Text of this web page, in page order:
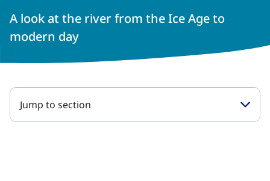
A look at the river from the Ice Age to
modern day​​​​‌ ‍ ​‍​‍‌‍ ‌ ​‍‌‍‍‌‌‍‌ ‌‍‍‌‌‍ ‍​‍​‍​ ‍‍​‍​‍‌ ​ ‌‍​‌‌‍ ‍‌‍‍‌‌ ‌​‌ ‍‌​‍ ‍‌‍‍‌‌‍ ​‍​‍​‍ ​​‍​‍‌‍‍​‌ ​‍‌‍‌‌‌‍‌‍​‍​‍​ ‍‍​‍​‍‌‍‍​‌ ‌​‌ ‌​‌ ​​‌ ​ ​ ‍‍​‍ ​‍ ‌‍​ ‌‍ ‌‌ ​ ​‍ ‍‌‍ ‌‌‍​‌‌‍‍‌‌‍ ‍​‍ ‍​ ​‍​ ​​​ ​‍​ ‌​‌ ​‍‌‍‌‌‌‍‌​‌‍‌‌‌ ​ ‌‍‍‌‌‍‌ ‌‍ ‍​‍ ‍‌ ​‍‌‍‍‌‌ ‌‍‌‍‌‌‌ ​‍‌‍‍ ‌‍‌‌‌‍‌‌‌ ​​‌‍‌‌‌ ​‍​‍ ‍‌‍ ‌ ​‍‌‍‌ ​‍ ‌‍‍‌‌‍ ‍‌ ‌​‌‍‌‌‌‍ ‍‌ ‌​​‍ ‌‍‌‌‌‍‌​‌‍‍‌‌ ‌​​‍ ‌‍ ‌‌‍ ‌‍‌​‌‍‌‌​ ‌‌ ​​‌ ​‍‌‍‌‌‌ ​ ‌‍‌‌‌‍ ‍‌ ‌​‌‍​‌‌ ‌​‌‍‍‌‌‍ ‌‍ ‍​ ‍ ‌‍‍‌‌‍‌​​ ‌‌‍‍​‌‍‍‌‌ ​ ‌ ‌​‌‍ ‌ ​‍‌ ‍‌‌​ ‌‍‌‍‌‌‌​‌‍‍​‌‍‌‌‌​‍​‌ ‌‌‌‍‌​‌ ​ ‌‍ ‌‍ ‍‌‌​‍‌‍‍‌‌ ‌‍‌‍‌‌‌ ​‍​ ‍ ‌ ‌​‌ ‍‌‌ ​​‌‍‌‌​ ‌‌‍‍​‌ ‌‌‌‍‌​‌ ​ ‌‍ ‌‍ ‍‌‌ ‌ ​​‌‍​‌‌‍‌ ‌‍‌‌​ ‍ ‌ ​​‌‍​‌‌ ‌​‌‍‍​​ ‌‌‍‍​‌‍‌‌‌ ​‍‌‍ ​‍ ‍‌‍‌​‌‍‌‌‌ ​ ‌‍​ ‌ ​‍‌‍‍‌‌ ​​‌ ‌​‌‍‍‌‌‍ ‌‍ ‍​ ‌‍​‍‌‍​‌‌ ​ ‌‍‌‌‌‌‌‌‌ ​‍‌‍ ​​ ‌‌‍‍​‌ ‌​‌ ‌​‌ ​​‌ ​ ​‍‌‌​ ​ ‌​​‌​‍‌‌​ ​‍‌​‌‍​‍‌‌​ ​‍‌​‌‍‌‍​ ‌‍ ‌‌ ​ ​‍ ‍‌‍ ‌‌‍​‌‌‍‍‌‌‍ ‍​‍ ‍​ ​‍​ ​​​ ​‍​ ‌​‌ ​‍‌‍‌‌‌‍‌​‌‍‌‌‌ ​ ‌‍‍‌‌‍‌ ‌‍ ‍​‍ ‍‌ ​‍‌‍‍‌‌ ‌‍‌‍‌‌‌ ​‍‌‍‍ ‌‍‌‌‌‍‌‌‌ ​​‌‍‌‌‌ ​‍​‍ ‍‌‍ ‌ ​‍‌‍‌ ​‍‌‍‌‍‍‌‌‍‌​​ ‌‌‍‍​‌‍‍‌‌ ​ ‌ ‌​‌‍ ‌ ​‍‌ ‍‌‌​ ‌‍‌‍‌‌‌​‌‍‍​‌‍‌‌‌​‍​‌ ‌‌‌‍‌​‌ ​ ‌‍ ‌‍ ‍‌‌​‍‌‍‍‌‌ ‌‍‌‍‌‌‌ ​‍​‍‌‍‌ ‌​‌ ‍‌‌ ​​‌‍‌‌​ ‌‌‍‍​‌ ‌‌‌‍‌​‌ ​ ‌‍ ‌‍ ‍‌‌ ‌ ​​‌‍​‌‌‍‌ ‌‍‌‌​‍‌‍‌ ​​‌‍​‌‌ ‌​‌‍‍​​ ‌‌‍‍​‌‍‌‌‌ ​‍‌‍ ​‍ ‍‌‍‌​‌‍‌‌‌ ​ ‌‍​ ‌ ​‍‌‍‍‌‌ ​​‌ ‌​‌‍‍‌‌‍ ‌‍ ‍​‍‌‍‌ ​​‌‍‌‌‌ ​‍‌ ​ ‌ ​​‌‍‌‌‌‍​ ‌ ‌​‌‍‍‌‌ ‌‍‌‍‌‌​ ‌‌ ​​‌ ‌‌‌‍​‍‌‍ ​‌‍‍‌‌ ​ ‌‍‍​‌‍‌‌‌‍‌​​‍​‍‌ ‌
Jump to section